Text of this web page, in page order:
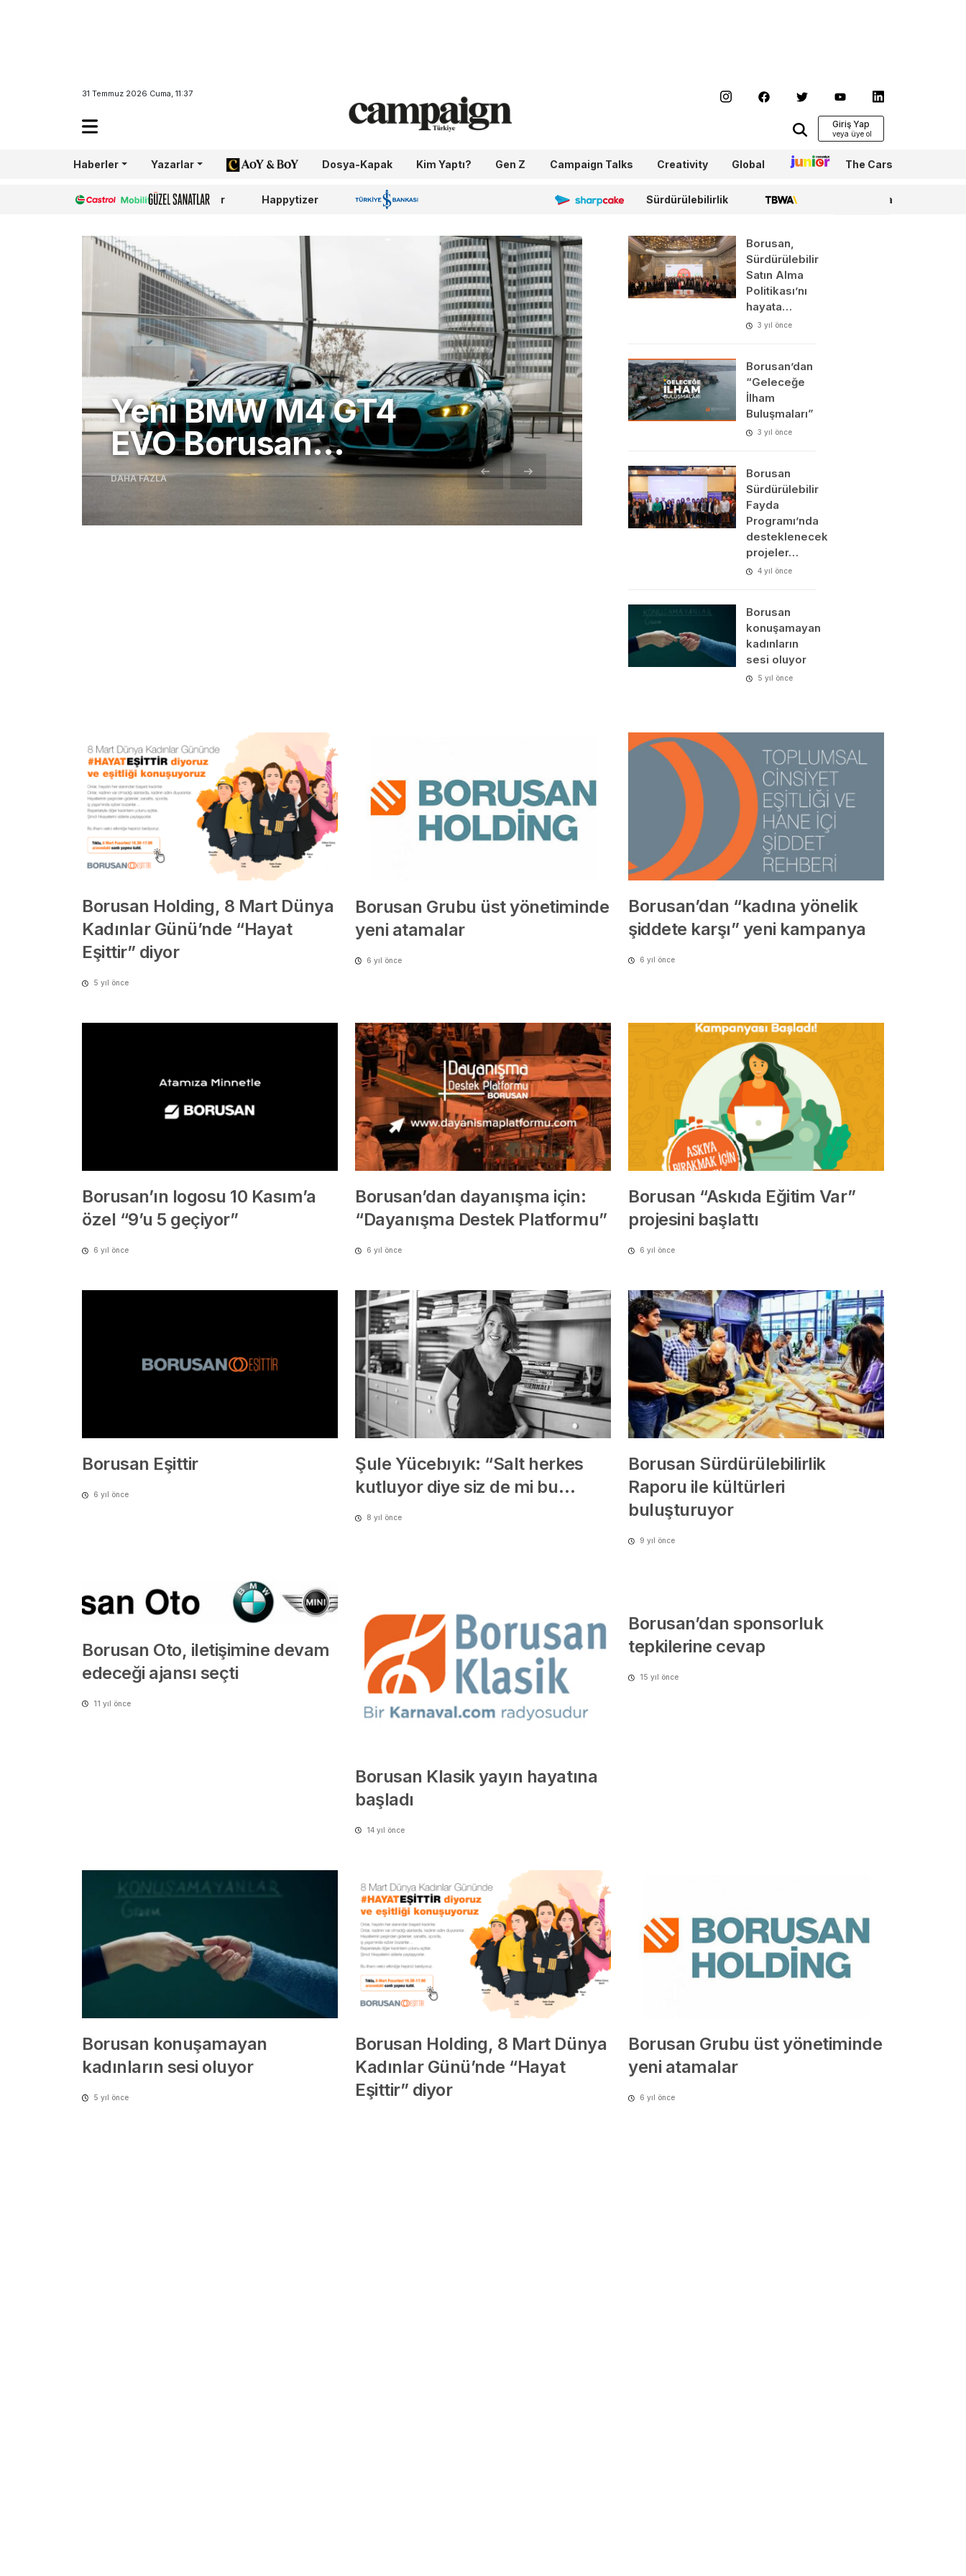
31 Temmuz 2026 Cuma, 11:37
Giriş Yap
Haberler Yazarlar AoY/BoY Dosya-Kapak Kim Yaptı? Gen Z Campaign Talks Creativity Global Junior The Cars
Castrol Güzel Sanatlar Happytizer İş Bankası 100.Yıl Sharpcake Sürdürülebilirlik TBWA WPP Media
Borusan Oto’nun
40. Yıl Kutlaması
DAHA FAZLA
Borusan,
Sürdürülebilir
Satın Alma
Politikası’nı
hayata…
3 yıl önce
Borusan’dan
“Geleceğe
İlham
Buluşmaları”
3 yıl önce
Borusan
Sürdürülebilir
Fayda
Programı’nda
desteklenecek
projeler…
4 yıl önce
Borusan
konuşamayan
kadınların
sesi oluyor
5 yıl önce
Borusan Holding, 8 Mart Dünya
Kadınlar Günü’nde “Hayat
Eşittir” diyor
5 yıl önce
Borusan Grubu üst yönetiminde
yeni atamalar
6 yıl önce
Borusan’dan “kadına yönelik
şiddete karşı” yeni kampanya
6 yıl önce
Borusan’ın logosu 10 Kasım’a
özel “9’u 5 geçiyor”
6 yıl önce
Borusan’dan dayanışma için:
“Dayanışma Destek Platformu”
6 yıl önce
Borusan “Askıda Eğitim Var”
projesini başlattı
6 yıl önce
Borusan Eşittir
6 yıl önce
Şule Yücebıyık: “Salt herkes
kutluyor diye siz de mi bu…
8 yıl önce
Borusan Sürdürülebilirlik
Raporu ile kültürleri
buluşturuyor
9 yıl önce
Borusan Oto, iletişimine devam
edeceği ajansı seçti
11 yıl önce
Borusan Klasik yayın hayatına
başladı
14 yıl önce
Borusan’dan sponsorluk
tepkilerine cevap
15 yıl önce
Borusan konuşamayan
kadınların sesi oluyor
5 yıl önce
Borusan Holding, 8 Mart Dünya
Kadınlar Günü’nde “Hayat
Eşittir” diyor
Borusan Grubu üst yönetiminde
yeni atamalar
6 yıl önce